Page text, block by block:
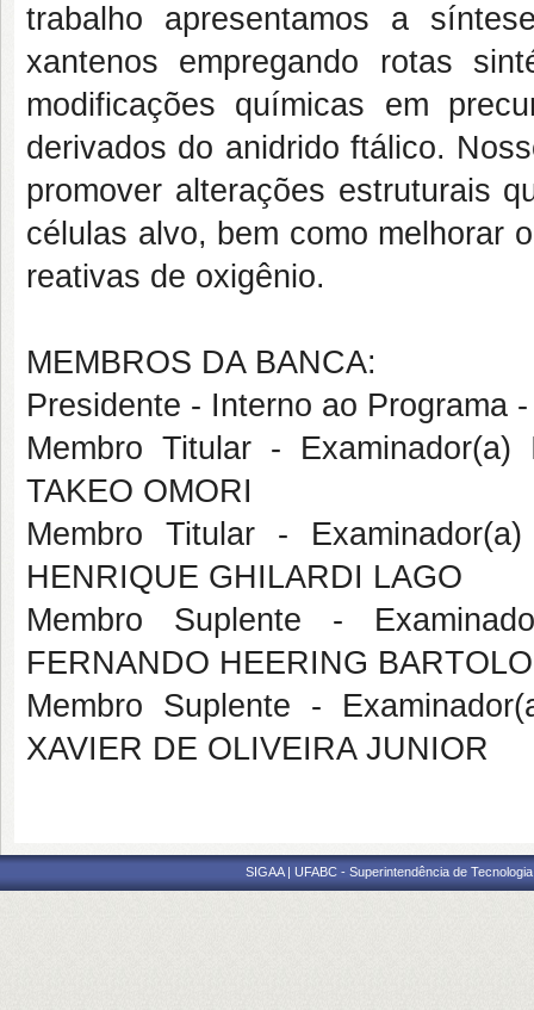
trabalho apresentamos a
xantenos empregando rotas
modificações químicas em
derivados do anidrido ftálico.
promover alterações estruturais
células alvo, bem como melhorar
reativas de oxigênio.
MEMBROS DA BANCA:
Presidente - Interno ao Programa
Membro Titular -
TAKEO OMORI
Membro Titular -
HENRIQUE GHILARDI LAGO
Membro Suplente -
FERNANDO HEERING
Membro Suplente -
XAVIER DE OLIVEIRA JUNIOR
SIGAA | UFABC - Superintendência de